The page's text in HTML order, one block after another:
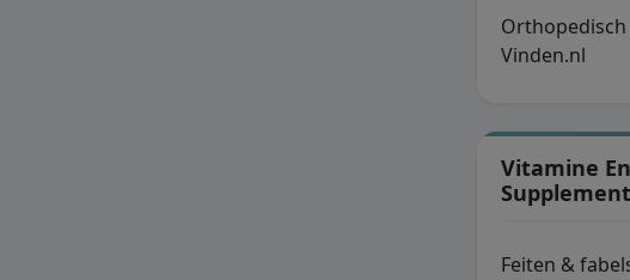
Vinden.nl
Vitamine En
Feiten &